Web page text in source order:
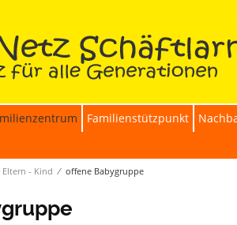
Familienstützpunkt
Eltern - Kind ∕ offene Babygruppe